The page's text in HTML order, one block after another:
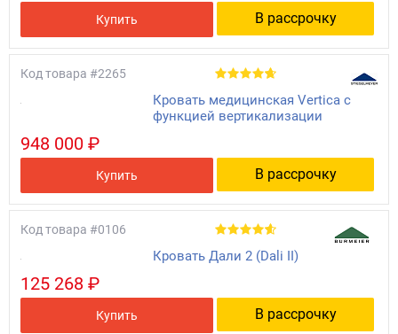
Купить В рассрочку
Код товара #2265
Кровать медицинская Vertica с
функцией вертикализации
948 000 ₽
Купить В рассрочку
Код товара #0106
Кровать Дали 2 (Dali II)
125 268 ₽
Купить В рассрочку